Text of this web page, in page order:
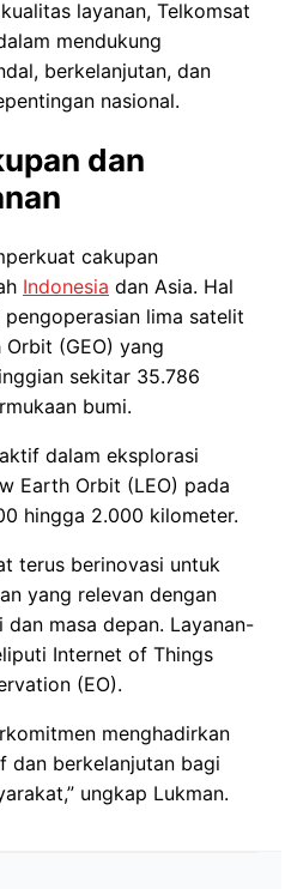
layanan, Telkomsat
mendukung
berkelanjutan, dan
nasional.
dan
cakupan
Indonesia dan Asia. Hal
lima satelit
(GEO) yang
sekitar 35.786
bumi.
dalam eksplorasi
Earth Orbit (LEO) pada
hingga 2.000 kilometer.
terus berinovasi untuk
yang relevan dengan
dan masa depan. Layanan-
Internet of Things
(EO).
menghadirkan
dan berkelanjutan bagi
ungkap Lukman.